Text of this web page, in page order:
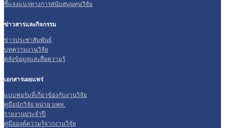
ชี้แจงแนวทางการสนับสนุนทุนวิจัย
ข่าวสารและกิจกรรม
ข่าวประชาสัมพันธ์
บทความงานวิจัย
คลังข้อมูลและสื่อความรู้
เอกสารเผยแพร่
แบบฟอร์มที่เกี่ยวข้องกับงานวิจัย
คู่มือนักวิจัย หน่วย บพท.
รายงานประจำปี
คู่มือองค์ความรู้จากงานวิจัย